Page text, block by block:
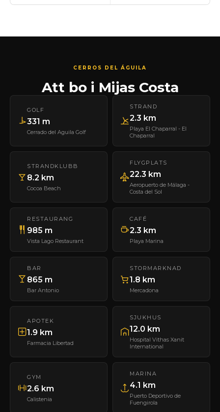
CERROS DEL ÁGUILA
Att bo i Mijas Costa
GOLF
331 m
Cerrado del Aguila Golf
STRAND
2.3 km
Playa El Chaparral - El
Chaparral
STRANDKLUBB
8.2 km
Cocoa Beach
FLYGPLATS
22.3 km
Aeropuerto de Málaga -
Costa del Sol
RESTAURANG
985 m
Vista Lago Restaurant
CAFÉ
2.3 km
Playa Marina
BAR
865 m
Bar Antonio
STORMARKNAD
1.8 km
Mercadona
APOTEK
1.9 km
Farmacia Libertad
SJUKHUS
12.0 km
Hospital Vithas Xanit
International
GYM
2.6 km
Calistenia
MARINA
4.1 km
Puerto Deportivo de
Fuengirola